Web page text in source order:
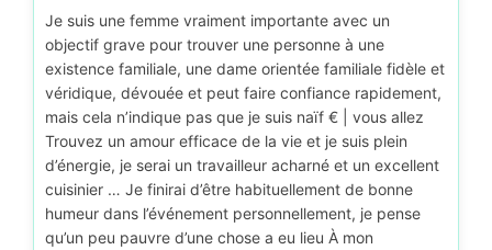
Je suis une femme vraiment importante avec un
objectif grave pour trouver une personne à une
existence familiale, une dame orientée familiale fidèle et
véridique, dévouée et peut faire confiance rapidement,
mais cela n’indique pas que je suis naïf € | vous allez
Trouvez un amour efficace de la vie et je suis plein
d’énergie, je serai un travailleur acharné et un excellent
cuisinier … Je finirai d’être habituellement de bonne
humeur dans l’événement personnellement, je pense
qu’un peu pauvre d’une chose a eu lieu À mon